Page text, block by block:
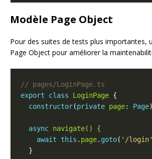
Modèle Page Object
Pour des suites de tests plus importantes,
Page Object pour améliorer la
export
class LoginPage
constructor(private page: Page
async navigate() {
await
this . page. goto( '/login'